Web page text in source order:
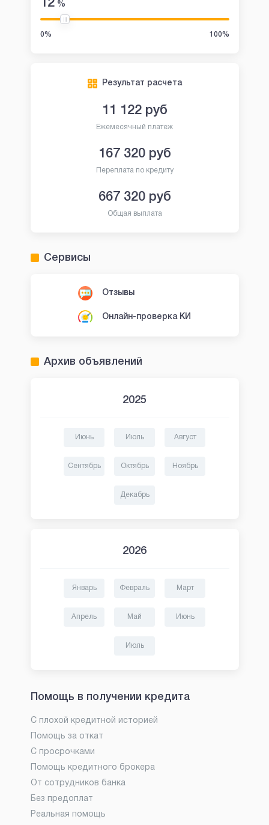
12%
0% 100%
Результат расчета
11 122руб
Ежемесячный платеж
167 320руб
Переплата по кредиту
667 320руб
Общая выплата
Сервисы
Отзывы
Онлайн-проверка КИ
Архив объявлений
2025
Июнь Июль Август
Сентябрь Октябрь Ноябрь
Декабрь
2026
Январь Февраль Март
Апрель Май Июнь
Июль
Помощь в получении кредита
С плохой кредитной историей
Помощь за откат
С просрочками
Помощь кредитного брокера
От сотрудников банка
Без предоплат
Реальная помощь